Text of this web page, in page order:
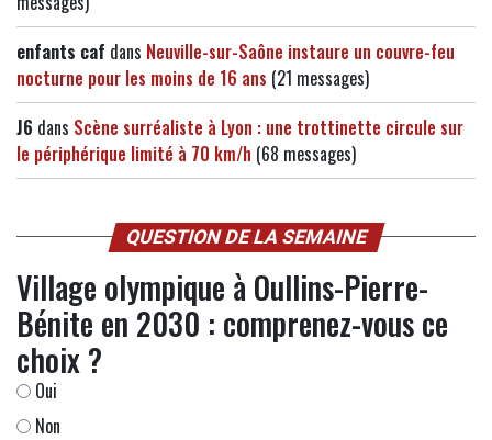
enfants caf dans Neuville-sur-Saône instaure un couvre-feu
nocturne pour les moins de 16 ans (21 messages)
J6 dans Scène surréaliste à Lyon : une trottinette circule sur
le périphérique limité à 70 km/h (68 messages)
QUESTION DE LA SEMAINE
Village olympique à Oullins-Pierre-
Bénite en 2030 : comprenez-vous ce
choix ?
Oui
Non